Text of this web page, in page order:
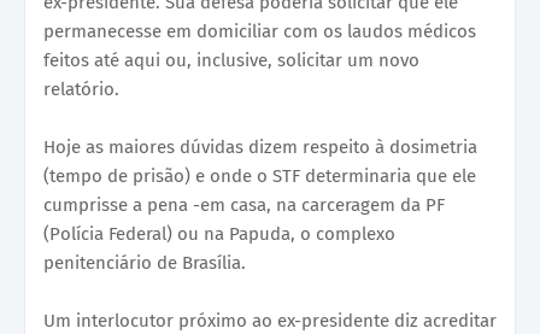
permanecesse em domiciliar com os laudos médicos
feitos até aqui ou, inclusive, solicitar um novo
relatório.
Hoje as maiores dúvidas dizem respeito à dosimetria
(tempo de prisão) e onde o STF determinaria que ele
cumprisse a pena -em casa, na carceragem da PF
(Polícia Federal) ou na Papuda, o complexo
penitenciário de Brasília.
Um interlocutor próximo ao ex-presidente diz acreditar